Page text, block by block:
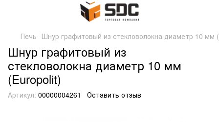
Печь Шнур графитовый из стекловолокна диаметр 10 мм
Шнур графитовый из
стекловолокна диаметр 10 мм
(Europolit)
Артикул: 00000004261 Оставить отзыв